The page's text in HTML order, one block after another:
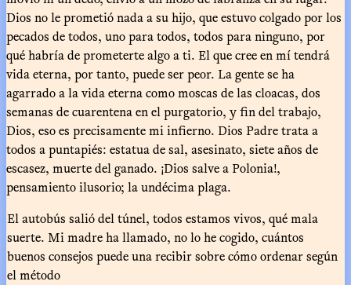
Dios no le prometió nada a su hijo, que estuvo colgado por los
pecados de todos, uno para todos, todos para ninguno, por
qué habría de prometerte algo a ti. El que cree en mí tendrá
vida eterna, por tanto, puede ser peor. La gente se ha
agarrado a la vida eterna como moscas de las cloacas, dos
semanas de cuarentena en el purgatorio, y fin del trabajo,
Dios, eso es precisamente mi infierno. Dios Padre trata a
todos a puntapiés: estatua de sal, asesinato, siete años de
escasez, muerte del ganado. ¡Dios salve a Polonia!,
pensamiento ilusorio; la undécima plaga.
El autobús salió del túnel, todos estamos vivos, qué mala
suerte. Mi madre ha llamado, no lo he cogido, cuántos
buenos consejos puede una recibir sobre cómo ordenar según
el método